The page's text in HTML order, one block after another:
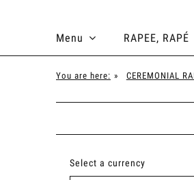
Menu RAPEE, RAPÉ
You are here: » CEREMONIAL
Select a currency